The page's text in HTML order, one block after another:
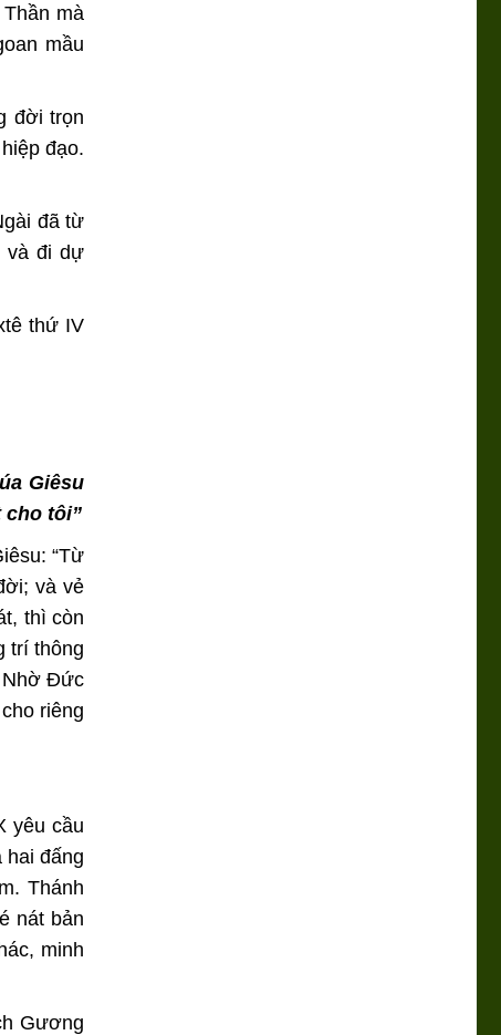
mà
mầu
đời trọn
đạo.
đã từ
và đi dự
thứ IV
Giêsu
cho tôi”
“Từ
và vẻ
thì còn
trí thông
Nhờ Đức
riêng
yêu cầu
hai đấng
Thánh
nát bản
minh
Gương